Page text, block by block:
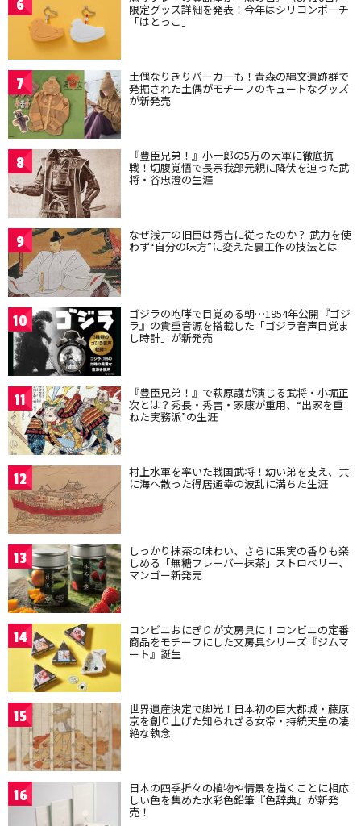
6 限定グッズ詳細を発表！今年はシリコンポーチ
「はとっこ」
7 土偶なりきりパーカーも！青森の縄文遺跡群で
発掘された土偶がモチーフのキュートなグッズ
が新発売
8 『豊臣兄弟！』小一郎の5万の大軍に徹底抗
戦！切腹覚悟で長宗我部元親に降伏を迫った武
将・谷忠澄の生涯
9 なぜ浅井の旧臣は秀吉に従ったのか？ 武力を使
わず“自分の味方”に変えた裏工作の技法とは
10 ゴジラの咆哮で目覚める朝…1954年公開『ゴジ
ラ』の貴重音源を搭載した「ゴジラ音声目覚ま
し時計」が新発売
11 『豊臣兄弟！』で萩原護が演じる武将・小堀正
次とは？秀長・秀吉・家康が重用、“出家を重
ねた実務派”の生涯
12 村上水軍を率いた戦国武将！幼い弟を支え、共
に海へ散った得居通幸の波乱に満ちた生涯
13 しっかり抹茶の味わい、さらに果実の香りも楽
しめる「無糖フレーバー抹茶」ストロベリー、
マンゴー新発売
14 コンビニおにぎりが文房具に！コンビニの定番
商品をモチーフにした文房具シリーズ『ジムマ
ート』誕生
15 世界遺産決定で脚光！日本初の巨大都城・藤原
京を創り上げた知られざる女帝・持統天皇の凄
絶な執念
16 日本の四季折々の植物や情景を描くことに相応
しい色を集めた水彩色鉛筆『色辞典』が新発
売！